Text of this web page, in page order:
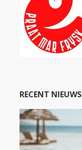
RECENT NIEUWS